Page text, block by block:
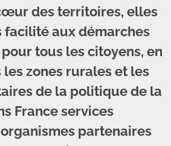
des territoires, elles
facilité aux démarches
tous les citoyens, en
zones rurales et les
de la politique de la
France services
partenaires